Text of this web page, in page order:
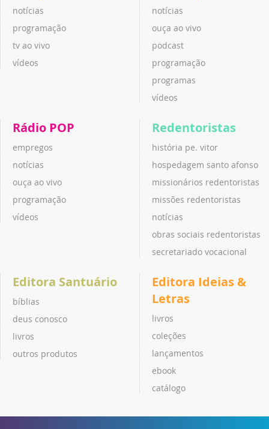
notícias
programação
tv ao vivo
vídeos
notícias
ouça ao vivo
podcast
programação
programas
vídeos
Rádio POP
empregos
notícias
ouça ao vivo
programação
vídeos
Redentoristas
história pe. vitor
hospedagem santo afonso
missionários redentoristas
missões redentoristas
notícias
obras sociais redentoristas
secretariado vocacional
Editora Santuário
bíblias
deus conosco
livros
outros produtos
Editora Ideias &
Letras
livros
coleções
lançamentos
ebook
catálogo